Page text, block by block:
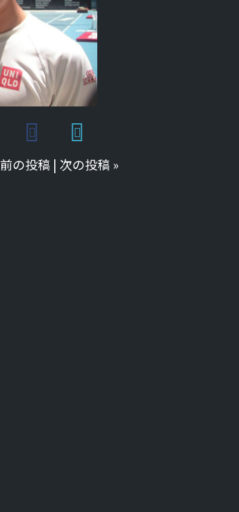
前の投稿 | 次の投稿 »